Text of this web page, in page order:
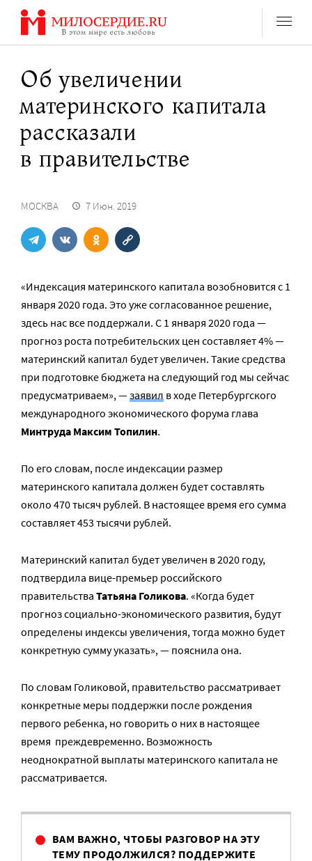
Перейти
содержанию
Об увеличении
материнского капитала
рассказали
в правительстве
МОСКВА 7 Июн. 2019
«Индексация материнского капитала возобновится с 1
января 2020 года. Это уже согласованное решение,
здесь нас все поддержали. С 1 января 2020 года —
прогноз роста потребительских цен составляет 4% —
материнский капитал будет увеличен. Такие средства
при подготовке бюджета на следующий год мы сейчас
предусматриваем», —заявил в ходе Петербургского
международного экономического форума глава
Минтруда Максим Топилин.
По его словам, после индексации размер
материнского капитала должен будет составлять
около 470 тысяч рублей. В настоящее время его сумма
составляет 453 тысячи рублей.
Материнский капитал будет увеличен в 2020 году,
подтвердила вице-премьер российского
правительства Татьяна Голикова. «Когда будет
прогноз социально-экономического развития, будут
определены индексы увеличения, тогда можно будет
конкретную сумму указать», — пояснила она.
По словам Голиковой, правительство рассматривает
конкретные меры поддержки после рождения
первого ребенка, но говорить о них в настоящее
время преждевременно. Возможность
неоднократной выплаты материнского капитала не
рассматривается.
ВАМ ВАЖНО, ЧТОБЫ РАЗГОВОР НА ЭТУ
ТЕМУ ПРОДОЛЖИЛСЯ? ПОДДЕРЖИТЕ